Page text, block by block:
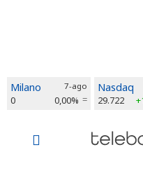
Milano 7-ago
0 0,00%
Nasdaq
29.722